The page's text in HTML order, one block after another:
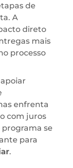
de
A
direto
mais
processo
enfrenta
com juros
se
para
.